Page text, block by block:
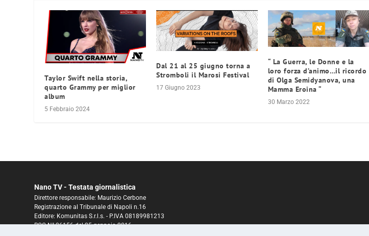
Taylor Swift nella storia,
quarto Grammy per miglior
album
5 Febbraio 2024
Dal 21 al 25 giugno torna a
Stromboli il Marosi Festival
17 Giugno 2023
“ La Guerra, le Donne e la
loro forza d’animo…il ricordo
di Olga Semidyanova, una
Mamma Eroina “
30 Marzo 2022
Nano TV - Testata giornalistica
Direttore responsabile: Maurizio Cerbone
Registrazione al Tribunale di Napoli n.16
Editore: Komunitas S.r.l.s. - P.IVA 08189981213
ROC N° 26156 del 25 gennaio 2016